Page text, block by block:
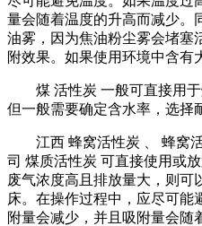
量会随着温度的升高而减少。
油雾，因为焦油粉尘雾会堵塞
附效果。如果使用环境中含有
煤 活性炭 一般可直接用于
但一般需要确定含水率，选择
江西 蜂窝活性炭 、 蜂窝活
司 煤质活性炭 可直接使用或
废气浓度高且排放量大，则可
床。在操作过程中，应尽可能
附量会减少，并且吸附量会随